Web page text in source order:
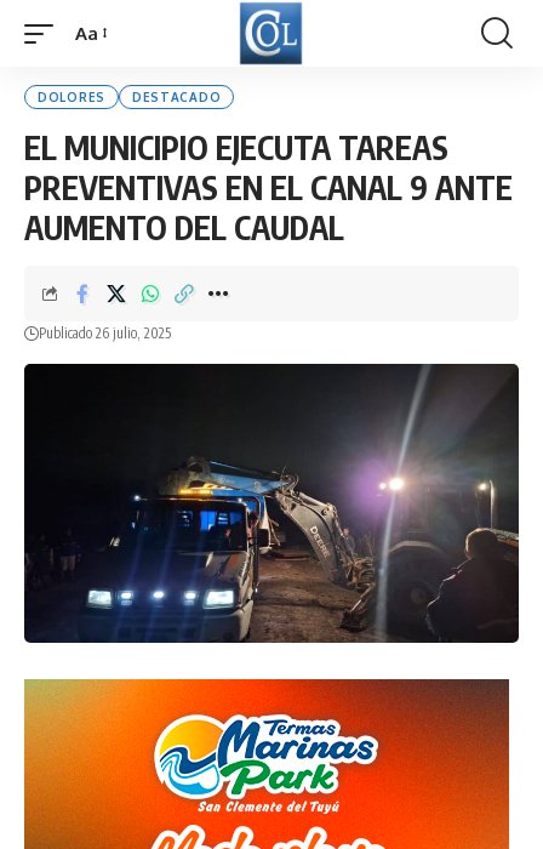
Font
Aa
DOLORES DESTACADO
EL MUNICIPIO EJECUTA TAREAS
PREVENTIVAS EN EL CANAL 9 ANTE
AUMENTO DEL CAUDAL
Publicado 26 julio, 2025